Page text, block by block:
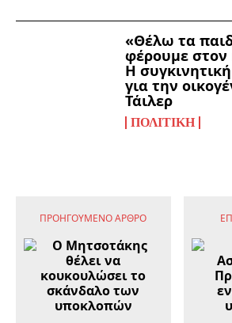
«Θέλω τα
φέρουμε
Η
για την
Τάιλερ
ΠΟΛΙΤΙΚΉ
ΠΡΟΗΓΟΎΜΕΝΟ ΆΡΘΡΟ